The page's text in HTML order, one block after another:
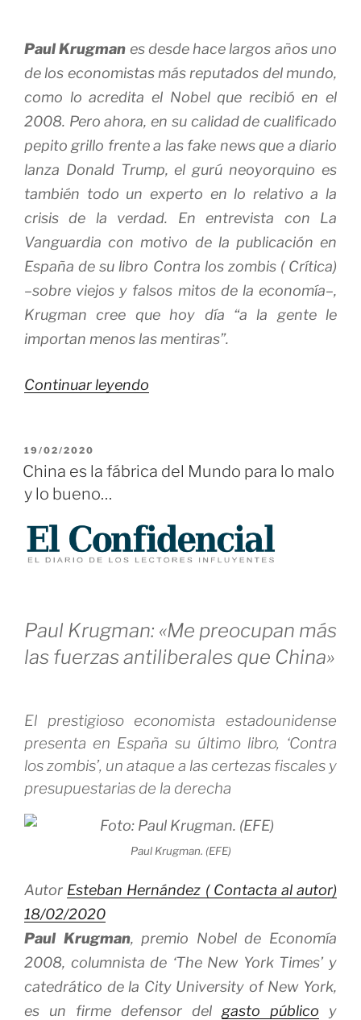
Paul Krugman es desde hace largos años uno
de los economistas más reputados del mundo,
como lo acredita el Nobel que recibió en el
2008. Pero ahora, en su calidad de cualificado
pepito grillo frente a lasfake newsque a diario
lanza Donald Trump, el gurú neoyorquino es
también todo un experto en lo relativo a la
crisis de la verdad. En entrevista con La
Vanguardiacon motivo de la publicación en
España de su libro Contra los zombis ( Crítica)
–sobre viejos y falsos mitos de la economía–,
Krugman cree que hoy día “a la gente le
importan menos las mentiras”.
Continuar leyendo
políticamente
es
porque
muy
interesadas
así»»
PUBLICADO
EL
19/02/2020
China es la fábrica del Mundo para lo malo
y lo bueno…
Paul Krugman: «Me preocupan más
las fuerzas antiliberales que China»
El prestigioso economista estadounidense
presenta en España su último libro, ‘Contra
los zombis’, un ataque a las certezas fiscales y
presupuestarias de la derecha
Paul Krugman. (EFE)
Autor Esteban Hernández ( Contacta al autor)
18/02/2020
Paul Krugman, premio Nobel de Economía
2008, columnista de ‘The New York Times’ y
catedrático de la City University of New York,
es un firme defensor del gasto público y